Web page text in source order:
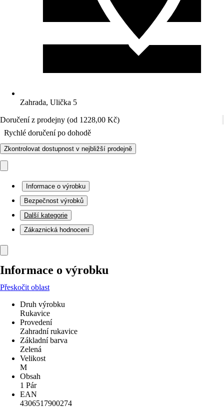
Zahrada, Ulička 5
Doručení z prodejny (od 1228,00 Kč)
Rychlé doručení po dohodě
Zkontrolovat dostupnost v nejbližší prodejně
Informace o výrobku
Bezpečnost výrobků
Další kategorie
Zákaznická hodnocení
Informace o výrobku
Přeskočit oblast
Druh výrobku
Rukavice
Provedení
Zahradní rukavice
Základní barva
Zelená
Velikost
M
Obsah
1 Pár
EAN
4306517900274